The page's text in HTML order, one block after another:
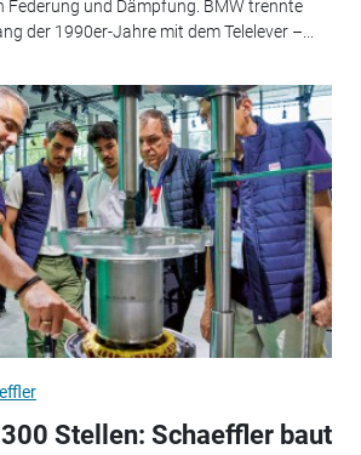
Federung und Dämpfung. BMW trennte
der 1990er-Jahre mit dem Telelever –...
Stellen: Schaeffler baut